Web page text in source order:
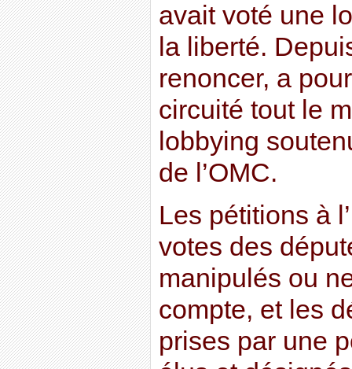
avait voté une
la liberté.
renoncer, a
circuité tout le
lobbying
de l’OMC.
Les pétitions à
votes des
manipulés ou
compte, et les
prises par une